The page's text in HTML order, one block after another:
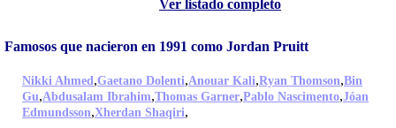
Ver listado completo
Famosos que nacieron en 1991 como Jordan Pruitt
Nikki Ahmed,Gaetano Dolenti,Anouar Kali,Ryan Thomson,Bin
Gu,Abdusalam Ibrahim,Thomas Garner,Pablo Nascimento,Jóan
Edmundsson,Xherdan Shaqiri,